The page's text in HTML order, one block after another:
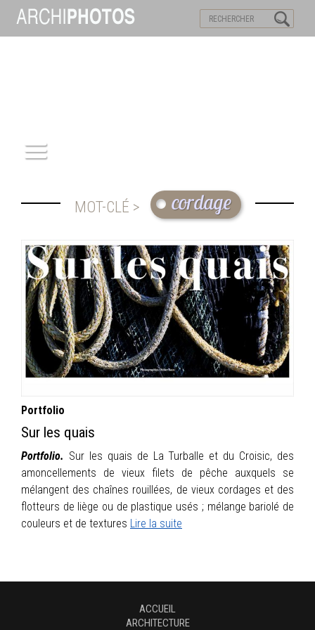
PATRIMOINE
REPORTAGE
INFOS
PORTFOLIO
MOT-CLÉ > cordage
Portfolio
Sur les quais
Portfolio. Sur les quais de La Turballe et du Croisic, des
amoncellements de vieux filets de pêche auxquels se
mélangent des chaînes rouillées, de vieux cordages et des
flotteurs de liège ou de plastique usés ; mélange bariolé de
couleurs et de textures Lire la suite
ACCUEIL
ARCHITECTURE